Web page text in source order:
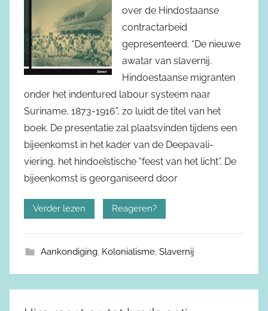
over de Hindostaanse
contractarbeid
gepresenteerd. “De nieuwe
awatar van slavernij.
Hindoestaanse migranten
onder het indentured labour systeem naar
Suriname, 1873-1916”, zo luidt de titel van het
boek. De presentatie zal plaatsvinden tijdens een
bijeenkomst in het kader van de Deepavali-
viering, het hindoeïstische “feest van het licht”. De
bijeenkomst is georganiseerd door
Verder lezen Reageren?
Aankondiging, Kolonialisme, Slavernij